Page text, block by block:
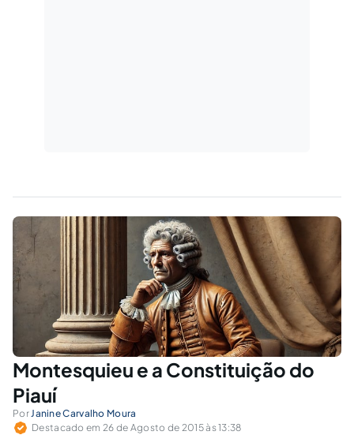
Montesquieu e a Constituição do
Piauí
PorJanine Carvalho Moura
Destacado em 26 de Agosto de 2015 às 13:38